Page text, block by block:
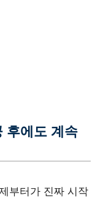
후에도 계속
부터가 진짜 시작